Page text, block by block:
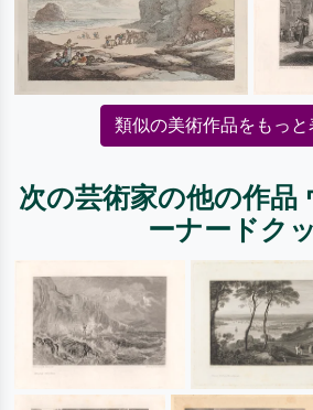
類似の美術作品をもっと
次の芸術家の他の作品
ーナードク